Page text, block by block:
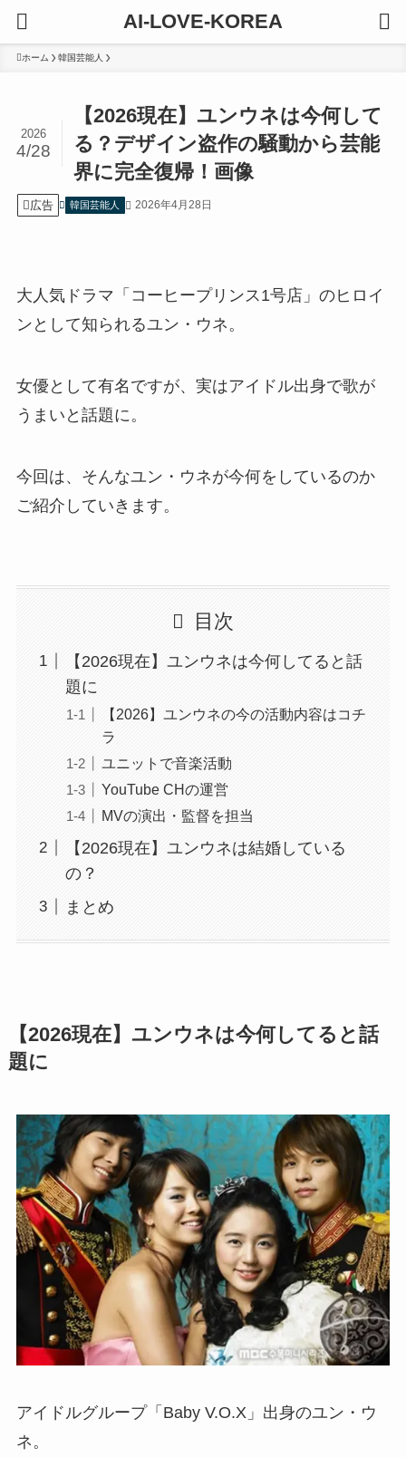
AI-LOVE-KOREA
ホーム 韓国芸能人
【2026現在】ユンウネは今何して
る？デザイン盗作の騒動から芸能
界に完全復帰！画像
2026
4/28
広告 韓国芸能人 2026年4月28日
大人気ドラマ「コーヒープリンス1号店」のヒロイ
ンとして知られるユン・ウネ。
女優として有名ですが、実はアイドル出身で歌が
うまいと話題に。
今回は、そんなユン・ウネが今何をしているのか
ご紹介していきます。
目次
【2026現在】ユンウネは今何してると話
題に
【2026】ユンウネの今の活動内容はコチ
ラ
ユニットで音楽活動
YouTube CHの運営
MVの演出・監督を担当
【2026現在】ユンウネは結婚している
の？
まとめ
【2026現在】ユンウネは今何してると話
題に
アイドルグループ「Baby V.O.X」出身のユン・ウ
ネ。